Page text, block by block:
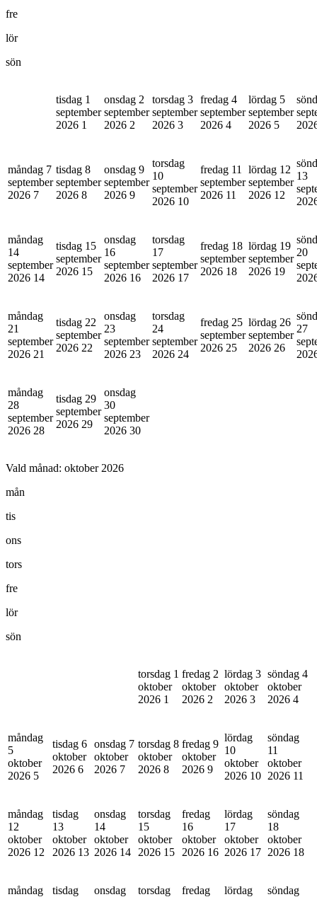
fre
lör
sön
tisdag 1
september
2026 1
onsdag 2
september
2026 2
torsdag 3
september
2026 3
fredag 4
september
2026 4
lördag 5
september
2026 5
måndag 7
september
2026 7
tisdag 8
september
2026 8
onsdag 9
september
2026 9
torsdag
10
september
2026 10
fredag 11
september
2026 11
lördag 12
september
2026 12
13
måndag
14
september
2026 14
tisdag 15
september
2026 15
onsdag
16
september
2026 16
torsdag
17
september
2026 17
fredag 18
september
2026 18
lördag 19
september
2026 19
20
måndag
21
september
2026 21
tisdag 22
september
2026 22
onsdag
23
september
2026 23
torsdag
24
september
2026 24
fredag 25
september
2026 25
lördag 26
september
2026 26
27
måndag
28
september
2026 28
tisdag 29
september
2026 29
onsdag
30
september
2026 30
Vald månad: oktober 2026
mån
tis
ons
tors
fre
lör
sön
torsdag 1
oktober
2026 1
fredag 2
oktober
2026 2
lördag 3
oktober
2026 3
söndag 4
oktober
2026 4
måndag
5
oktober
2026 5
tisdag 6
oktober
2026 6
onsdag 7
oktober
2026 7
torsdag 8
oktober
2026 8
fredag 9
oktober
2026 9
lördag
10
oktober
2026 10
söndag
11
oktober
2026 11
måndag
12
oktober
2026 12
tisdag
13
oktober
2026 13
onsdag
14
oktober
2026 14
torsdag
15
oktober
2026 15
fredag
16
oktober
2026 16
lördag
17
oktober
2026 17
söndag
18
oktober
2026 18
måndag
tisdag
onsdag
torsdag
fredag
lördag
söndag